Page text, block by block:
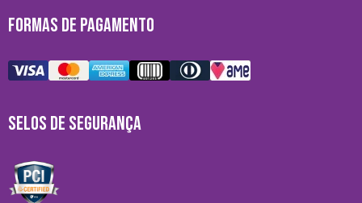
FORMAS DE PAGAMENTO
SELOS DE SEGURANÇA